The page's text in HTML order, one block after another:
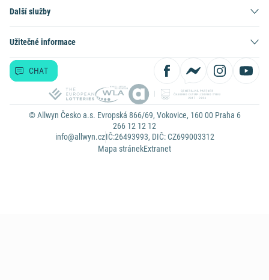
Další služby
Užitečné informace
CHAT
© Allwyn Česko a.s. Evropská 866/69, Vokovice, 160 00 Praha 6
266 12 12 12
info@allwyn.czIČ:26493993, DIČ: CZ699003312
Mapa stránekExtranet